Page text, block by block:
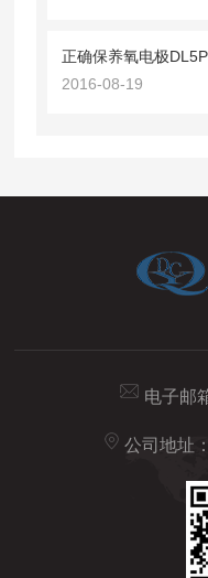
2016-08-19
电子邮
公司地址